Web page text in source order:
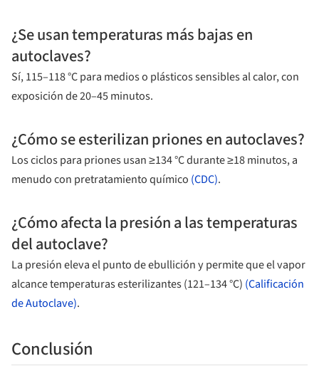
¿Se usan temperaturas más bajas en
autoclaves?
Sí, 115–118 °C para medios o plásticos sensibles al calor, con
exposición de 20–45 minutos.
¿Cómo se esterilizan priones en autoclaves?
Los ciclos para priones usan ≥134 °C durante ≥18 minutos, a
menudo con pretratamiento químico (CDC).
¿Cómo afecta la presión a las temperaturas
del autoclave?
La presión eleva el punto de ebullición y permite que el vapor
alcance temperaturas esterilizantes (121–134 °C) (Calificación
de Autoclave).
Conclusión